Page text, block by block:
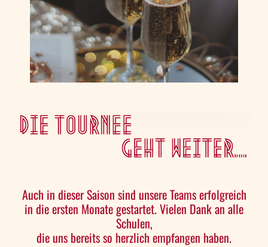
Auch in dieser Saison sind unsere Teams erfolgreich
in die ersten Monate gestartet. Vielen Dank an alle
Schulen,
die uns bereits so herzlich empfangen haben.